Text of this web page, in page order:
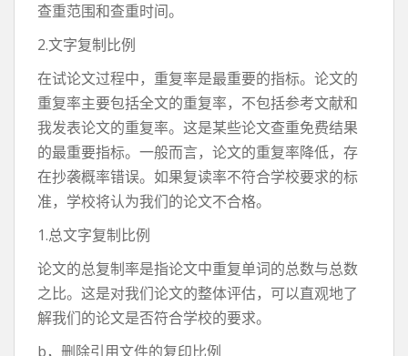
查重范围和查重时间。
2.文字复制比例
在试论文过程中，重复率是最重要的指标。论文的
重复率主要包括全文的重复率，不包括参考文献和
我发表论文的重复率。这是某些论文查重免费结果
的最重要指标。一般而言，论文的重复率降低，存
在抄袭概率错误。如果复读率不符合学校要求的标
准，学校将认为我们的论文不合格。
1.总文字复制比例
论文的总复制率是指论文中重复单词的总数与总数
之比。这是对我们论文的整体评估，可以直观地了
解我们的论文是否符合学校的要求。
b，删除引用文件的复印比例